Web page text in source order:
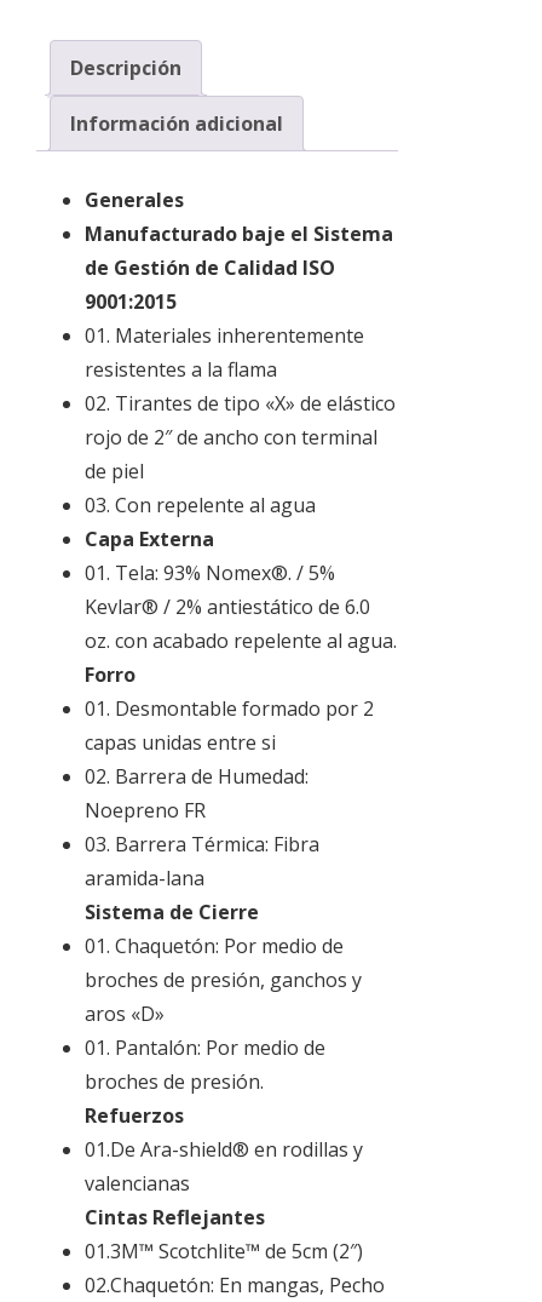
Descripción
Información adicional
Generales
Manufacturado baje el Sistema
de Gestión de Calidad ISO
9001:2015
01. Materiales inherentemente
resistentes a la flama
02. Tirantes de tipo «X» de elástico
rojo de 2″ de ancho con terminal
de piel
03. Con repelente al agua
Capa Externa
01. Tela: 93% Nomex®. / 5%
Kevlar® / 2% antiestático de 6.0
oz. con acabado repelente al agua.
Forro
01. Desmontable formado por 2
capas unidas entre si
02. Barrera de Humedad:
Noepreno FR
03. Barrera Térmica: Fibra
aramida-lana
Sistema de Cierre
01. Chaquetón: Por medio de
broches de presión, ganchos y
aros «D»
01. Pantalón: Por medio de
broches de presión.
Refuerzos
01.De Ara-shield® en rodillas y
valencianas
Cintas Reflejantes
01.3M™ Scotchlite™ de 5cm (2″)
02.Chaquetón: En mangas, Pecho